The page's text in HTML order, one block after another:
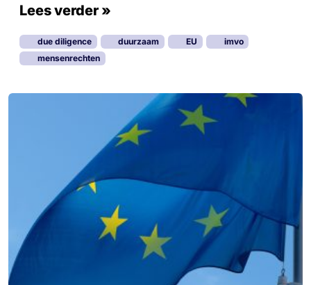
Lees verder »
due diligence duurzaam EU
imvo
mensenrechten